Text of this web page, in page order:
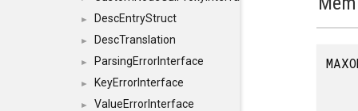
► DescEntryStruct
► DescTranslation
► ParsingErrorInterface
► KeyErrorInterface
► ValueErrorInterface